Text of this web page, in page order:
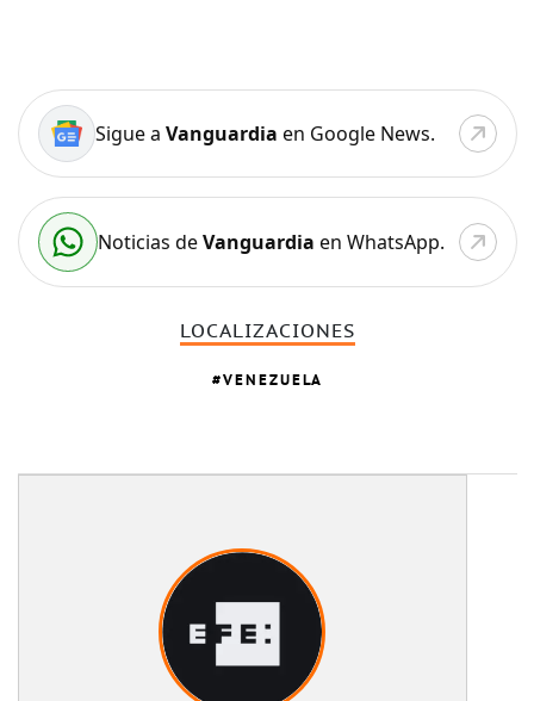
Sigue a Vanguardia en Google News.
Noticias deVanguardia en WhatsApp.
LOCALIZACIONES
VENEZUELA